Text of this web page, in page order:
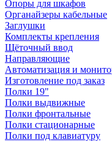
Опоры для шкафов
Органайзеры кабельные
Заглушки
Комплекты крепления
Щёточный ввод
Направляющие
Автоматизация и
Изготовление под заказ
Полки 19"
Полки выдвижные
Полки фронтальные
Полки стационарные
Полки под клавиатуру